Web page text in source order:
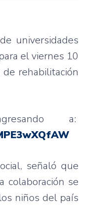
universidades
el viernes 10
rehabilitación
a:
señaló que
colaboración se
niños del país